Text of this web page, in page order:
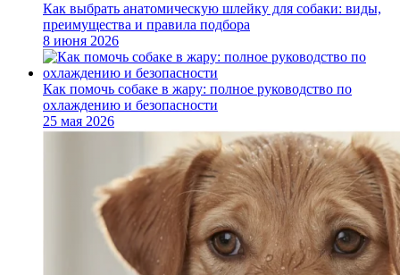
Как выбрать анатомическую шлейку для собаки: виды,
преимущества и правила подбора
8 июня 2026
Как помочь собаке в жару: полное руководство по
охлаждению и безопасности
25 мая 2026